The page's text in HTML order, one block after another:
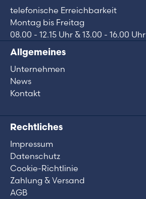
telefonische Erreichbarkeit
Montag bis Freitag
08.00 - 12.15 Uhr & 13.00 - 16.00 Uhr
Allgemeines
Unternehmen
News
Kontakt
Rechtliches
Impressum
Datenschutz
Cookie-Richtlinie
Zahlung & Versand
AGB